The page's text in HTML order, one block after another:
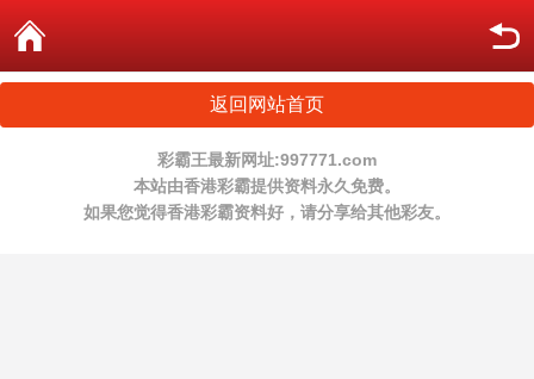
返回网站首页
彩霸王最新网址:997771.com
本站由香港彩霸提供资料永久免费。
如果您觉得香港彩霸资料好，请分享给其他彩友。